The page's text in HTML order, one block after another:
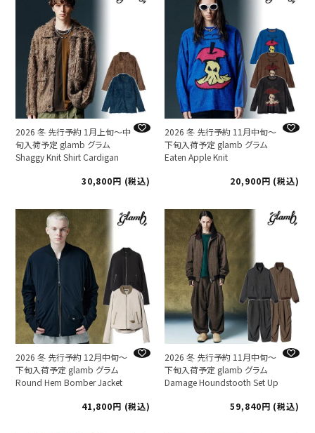
2026 冬 先行予約 1月上旬～中
旬入荷予定 glamb グラム
Shaggy Knit Shirt Cardigan
30,800
税込
2026 冬 先行予約 11月中旬～
下旬入荷予定 glamb グラム
Eaten Apple Knit
20,900
税込
2026 冬 先行予約 12月中旬～
下旬入荷予定 glamb グラム
Round Hem Bomber Jacket
41,800
税込
2026 冬 先行予約 11月中旬～
下旬入荷予定 glamb グラム
Damage Houndstooth Set Up
59,840
税込